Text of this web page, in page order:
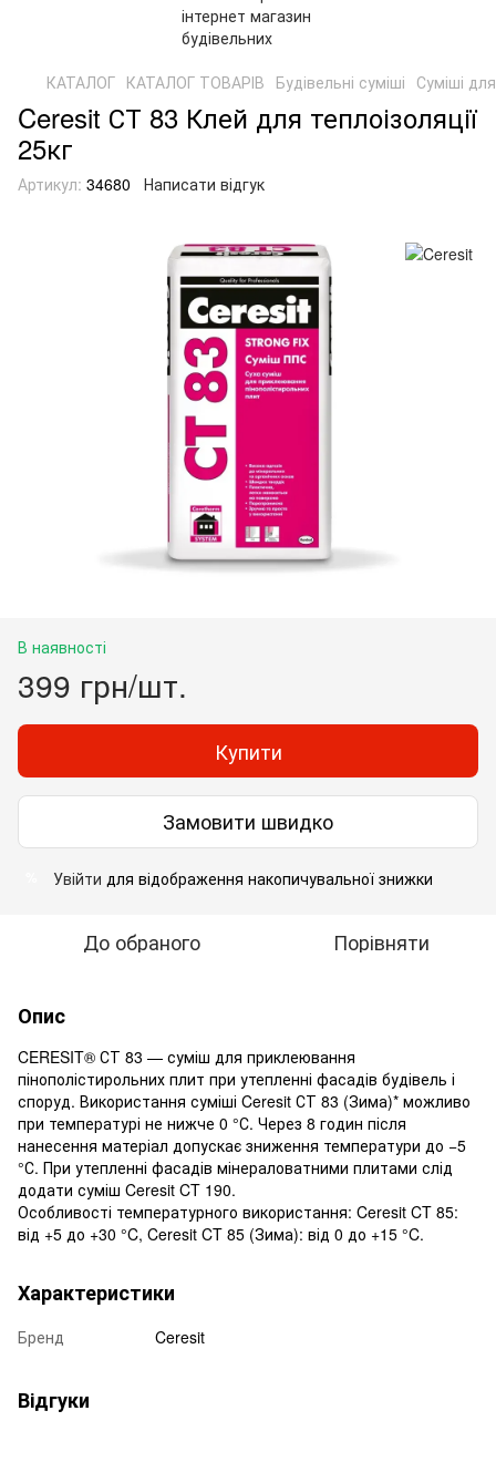
КАТАЛОГ КАТАЛОГ ТОВАРІВ Будівельні суміші Суміші
Ceresit СТ 83 Клей для теплоізоляції
25кг
Артикул: 34680 Написати відгук
В наявності
399 грн/шт.
Купити
Замовити швидко
Увійти для відображення накопичувальної знижки
До обраного Порівняти
Опис
CERESIT® СТ 83 — суміш для приклеювання
пінополістирольних плит при утепленні фасадів будівель і
споруд. Використання суміші Ceresit СТ 83 (Зима)* можливо
при температурі не нижче 0 °С. Через 8 годин після
нанесення матеріал допускає зниження температури до −5
°С. При утепленні фасадів мінераловатними плитами слід
додати суміш Ceresit CT 190.
Особливості температурного використання: Ceresit CT 85:
від +5 до +30 °C, Ceresit CT 85 (Зима): від 0 до +15 °C.
Характеристики
Бренд Ceresit
Відгуки